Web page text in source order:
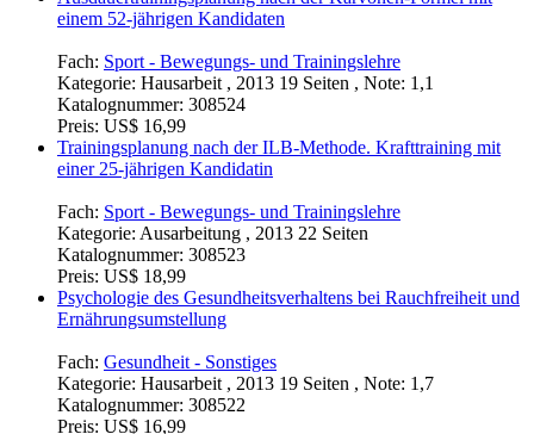
einem 52-jährigen Kandidaten
Fach: Sport - Bewegungs- und Trainingslehre
Kategorie: Hausarbeit , 2013 19 Seiten , Note: 1,1
Katalognummer: 308524
Preis: US$ 16,99
Trainingsplanung nach der ILB-Methode. Krafttraining mit
einer 25-jährigen Kandidatin
Fach: Sport - Bewegungs- und Trainingslehre
Kategorie: Ausarbeitung , 2013 22 Seiten
Katalognummer: 308523
Preis: US$ 18,99
Psychologie des Gesundheitsverhaltens bei Rauchfreiheit und
Ernährungsumstellung
Fach: Gesundheit - Sonstiges
Kategorie: Hausarbeit , 2013 19 Seiten , Note: 1,7
Katalognummer: 308522
Preis: US$ 16,99